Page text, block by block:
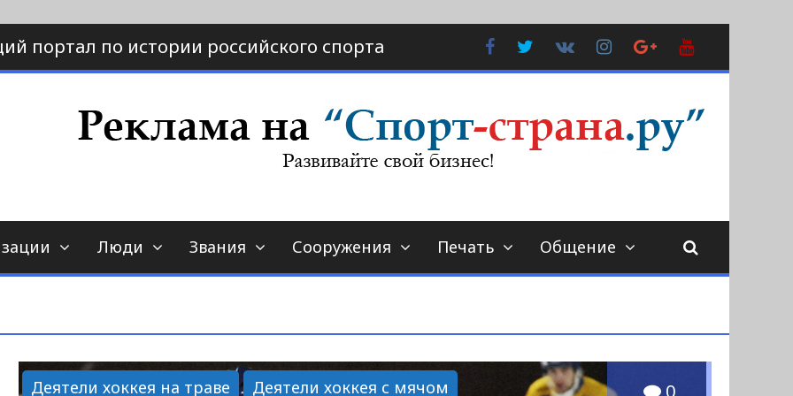
портал по истории российского спорта FacebookTwitter
Контакте
Instagram
Google
Plus
страна.ру
по истории спорта
Люди Звания Сооружения Печать Общение
Деятели хоккея на траве
Деятели хоккея с мячом
0